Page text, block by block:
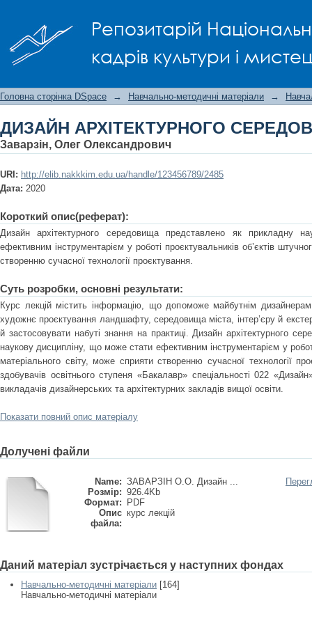
Репозитарій
кадрів культури і
Головна сторінка DSpace → Навчально-методичні матеріали →
ДИЗАЙН АРХІТЕКТУРНОГО
Заварзін, Олег Олександрович
URI: http://elib.nakkkim.edu.ua/handle/123456789/2485
Дата: 2020
Короткий опис(реферат):
Дизайн архітектурного середовища представлено як прикладну
ефективним інструментарієм у роботі проєктувальників об’єктів
створенню сучасної технології проєктування.
Суть розробки, основні результати:
Курс лекцій містить інформацію, що допоможе майбутнім
художнє проєктування ландшафту, середовища міста, інтер’єру й
й застосовувати набуті знання на практиці. Дизайн архітектурного
наукову дисципліну, що може стати ефективним інструментарієм у
матеріального світу, може сприяти створенню сучасної технології
здобувачів освітнього ступеня «Бакалавр» спеціальності 022
викладачів дизайнерських та архітектурних закладів вищої освіти.
Показати повний опис матеріалу
Долучені файли
Name: ЗАВАРЗІН О.О. Дизайн ...
Розмір: 926.4Kb
Формат:
PDF
Опис
файла:
курс лекцій
Даний матеріал зустрічається у наступних фондах
Навчально-методичні матеріали [164]
Навчально-методичні матеріали